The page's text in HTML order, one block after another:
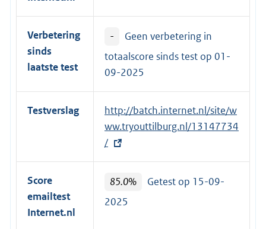
Verbetering
sinds
laatste test
-
Geen verbetering in
totaalscore sinds test op 01-
09-2025
Testverslag
E
x
t
e
e
http://batch.internet.nl/site/w
ww.tryouttilburg.nl/13147734
/
Score
emailtest
Internet.nl
85.0%
Getest op 15-09-
2025